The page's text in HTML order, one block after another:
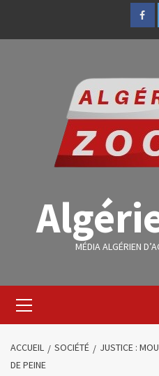
MÉDIA ALGÉRIEN
ACCUEIL SOCIÉTÉ
JUSTICE :
DE PEINE